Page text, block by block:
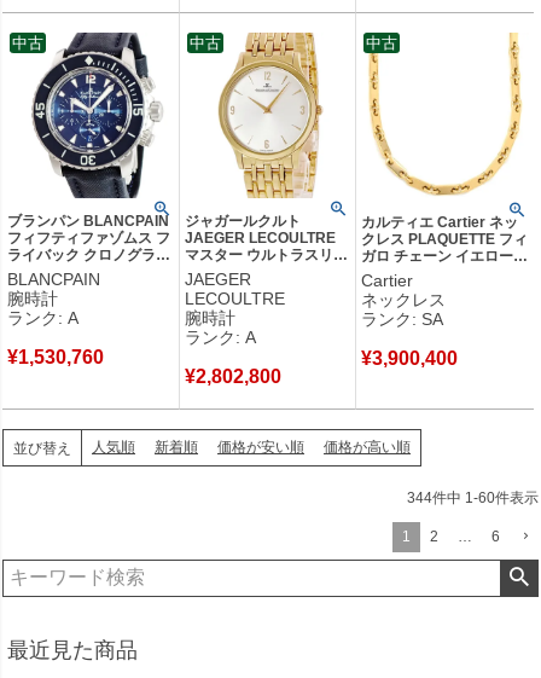
ブランパン BLANCPAIN
フィフティファゾムス フ
ライバック クロノグラフ
5085FB-1140-52B ブル
ー ダイバーズ メンズ 腕
時計自動巻き ブルー
【中古】中古美品
BLANCPAIN
腕時計
ランク: A
¥1,530,760
中古
ジャガールクルト
JAEGER LECOULTRE
マスター ウルトラスリム
145.1.79 145.110.792
K18YG無垢 イエローゴ
ールド メンズ 腕時計手
巻き シルバー 【中古】
中古美品
JAEGER
LECOULTRE
腕時計
ランク: A
¥2,802,800
中古
カルティエ Cartier ネッ
クレス PLAQUETTE フィ
ガロ チェーン イエローゴ
ールド プレート 18金
750YG ロング 5.4mm幅
【修理証明書】 【中古】
新品同様品
Cartier
ネックレス
ランク: SA
¥3,900,400
中古
並び替え 人気順 新着順 価格が安い順 価格が高い順
344件中 1-60件表示
1 2 … 6
最近見た商品